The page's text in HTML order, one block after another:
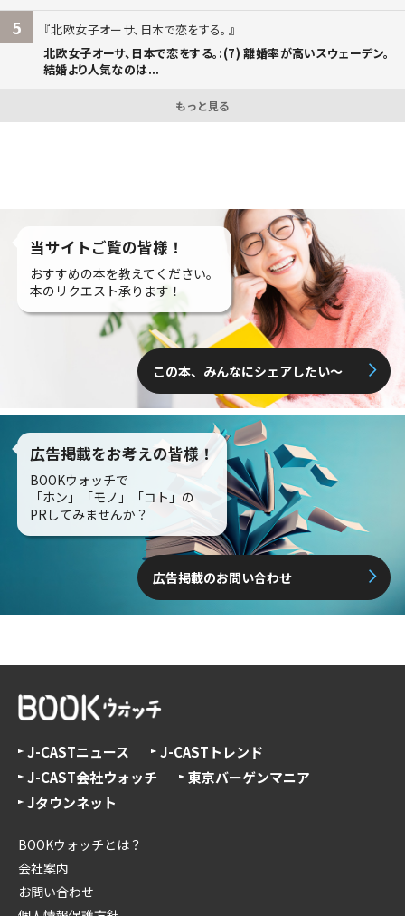
5
北欧女子オーサ、日本で恋をする。
北欧女子オーサ、日本で恋をする。:(7) 離婚率が高いスウェーデン。
結婚より人気なのは...
もっと見る
当サイトご覧の皆様！
おすすめの本を教えてください。
本のリクエスト承ります！
この本、みんなにシェアしたい〜
広告掲載をお考えの皆様！
BOOKウォッチで
「ホン」「モノ」「コト」の
PRしてみませんか？
広告掲載のお問い合わせ
J-CASTニュース
J-CASTトレンド
J-CAST会社ウォッチ
東京バーゲンマニア
Jタウンネット
BOOKウォッチとは？
会社案内
お問い合わせ